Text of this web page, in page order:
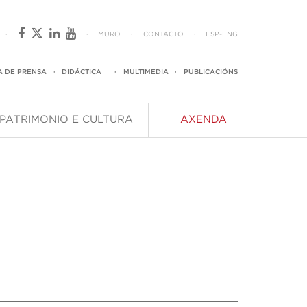
· · MURO · CONTACTO · ESP - ENG
DE PRENSA · DIDÁCTICA · MULTIMEDIA · PUBLICACIÓNS
PATRIMONIO E CULTURA AXENDA